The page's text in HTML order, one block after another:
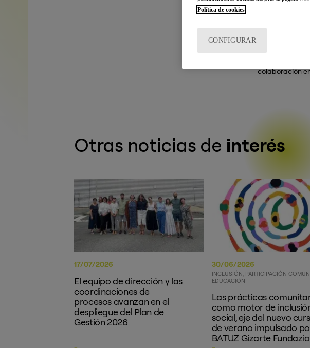
La
intersección
Con esta
colaboración
Otras noticias de interés
17/07/2026
El equipo de dirección y las
coordinaciones de
procesos avanzan en el
despliegue del Plan de
Gestión 2026
30/06/2026
INCLUSIÓN PARTICIPACIÓN
EDUCACIÓN
Las prácticas
como motor de
social, eje del nuevo
de verano impulsado
BATUZ Gizarte
Política de cookies
CONFIGURAR